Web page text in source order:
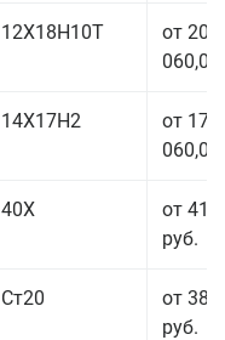
12Х18Н10Т
от 208
060,00
14Х17Н2
от 179
060,00
40Х
от 41
руб.
Ст20
от 38
руб.